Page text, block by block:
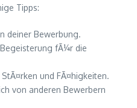
Tipps:
deiner Bewerbung.
fÃ¼r die
und FÃ¤higkeiten.
von anderen Bewerbern